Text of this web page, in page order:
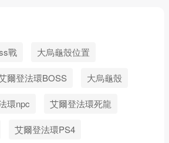
戰 大烏龜殼位置
爾登法環BOSS 大烏龜殼
環npc 艾爾登法環死龍
艾爾登法環PS4